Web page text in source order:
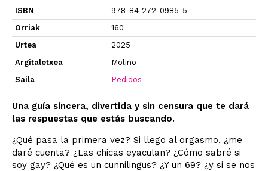
ISBN
978-84-272-0985-5
Orriak
160
Urtea
2025
Argitaletxea
Molino
Saila
Pedidos
Una guía sincera, divertida y sin censura que te dará
las respuestas que estás buscando.
¿Qué pasa la primera vez? Si llego al orgasmo, ¿me
daré cuenta? ¿Las chicas eyaculan? ¿Cómo sabré si
soy gay? ¿Qué es un cunnilingus? ¿Y un 69? ¿y si se nos